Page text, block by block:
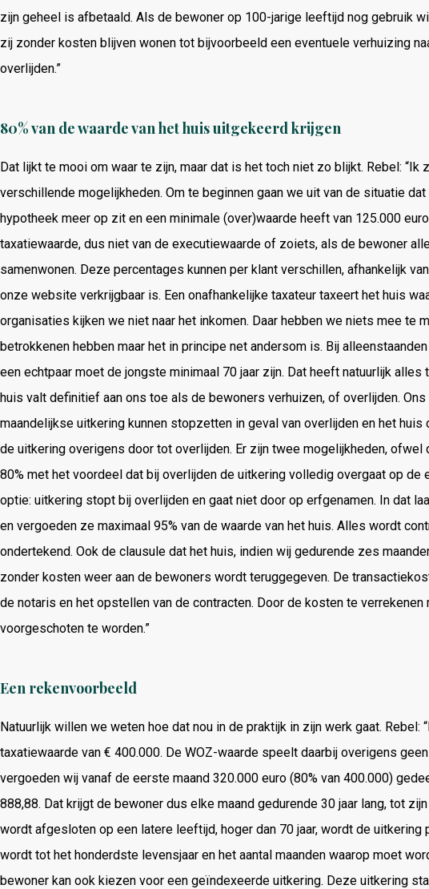
zijn geheel is afbetaald. Als de bewoner op 100-jarige leeftijd nog gebruik
zij zonder kosten blijven wonen tot bijvoorbeeld een eventuele verhuizing
overlijden.”
80% van de waarde van het huis uitgekeerd krijgen
Dat lijkt te mooi om waar te zijn, maar dat is het toch niet zo blijkt. Rebel: “Ik
verschillende mogelijkheden. Om te beginnen gaan we uit van de situatie
hypotheek meer op zit en een minimale (over)waarde heeft van 125.000
taxatiewaarde, dus niet van de executiewaarde of zoiets, als de bewoner
samenwonen. Deze percentages kunnen per klant verschillen, afhankelijk
onze website verkrijgbaar is. Een onafhankelijke taxateur taxeert het huis
organisaties kijken we niet naar het inkomen. Daar hebben we niets mee te
betrokkenen hebben maar het in principe net andersom is. Bij
een echtpaar moet de jongste minimaal 70 jaar zijn. Dat heeft natuurlijk
huis valt definitief aan ons toe als de bewoners verhuizen, of overlijden.
maandelijkse uitkering kunnen stopzetten in geval van overlijden en het
de uitkering overigens door tot overlijden. Er zijn twee mogelijkheden,
80% met het voordeel dat bij overlijden de uitkering volledig overgaat op
optie: uitkering stopt bij overlijden en gaat niet door op erfgenamen. In dat
en vergoeden ze maximaal 95% van de waarde van het huis. Alles wordt
ondertekend. Ook de clausule dat het huis, indien wij gedurende zes
zonder kosten weer aan de bewoners wordt teruggegeven. De
de notaris en het opstellen van de contracten. Door de kosten te
voorgeschoten te worden.”
Een rekenvoorbeeld
Natuurlijk willen we weten hoe dat nou in de praktijk in zijn werk gaat. Rebel:
taxatiewaarde van € 400.000. De WOZ-waarde speelt daarbij overigens
vergoeden wij vanaf de eerste maand 320.000 euro (80% van 400.000)
888,88. Dat krijgt de bewoner dus elke maand gedurende 30 jaar lang, tot
wordt afgesloten op een latere leeftijd, hoger dan 70 jaar, wordt de uitkering
wordt tot het honderdste levensjaar en het aantal maanden waarop moet
bewoner kan ook kiezen voor een geïndexeerde uitkering. Deze uitkering